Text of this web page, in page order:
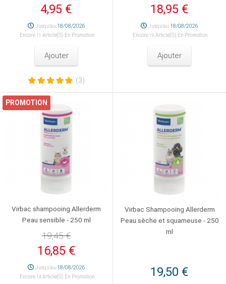
4,95 €
Jusqu'au 18/08/2026
Encore 11 Article(s) En Promotion
Ajouter
(3)
18,95 €
Jusqu'au 18/08/2026
Encore 19 Article(s) En Promotion
Ajouter
PROMOTION
Virbac shampooing Allerderm
Peau sensible - 250 ml
19,45 €
16,85 €
Jusqu'au 18/08/2026
Encore 14Article(s) En Promotion
Virbac Shampooing Allerderm
Peau sèche et squameuse - 250
ml
19,50 €